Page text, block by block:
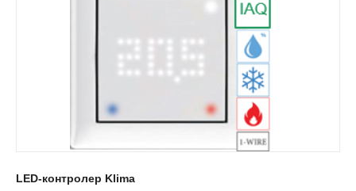
LED-контролер Klima